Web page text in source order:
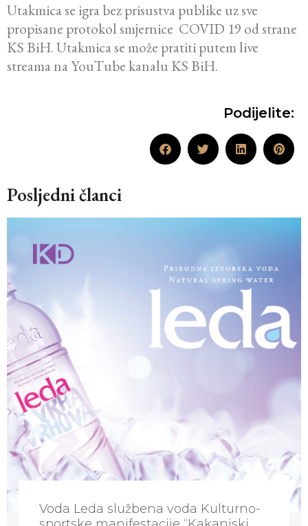
Utakmica se igra bez prisustva publike uz sve
propisane protokol smjernice COVID 19 od strane
KS BiH. Utakmica se može pratiti putem live
streama na YouTube kanalu KS BiH.
Podijelite:
Posljedni članci
Voda Leda službena voda Kulturno-